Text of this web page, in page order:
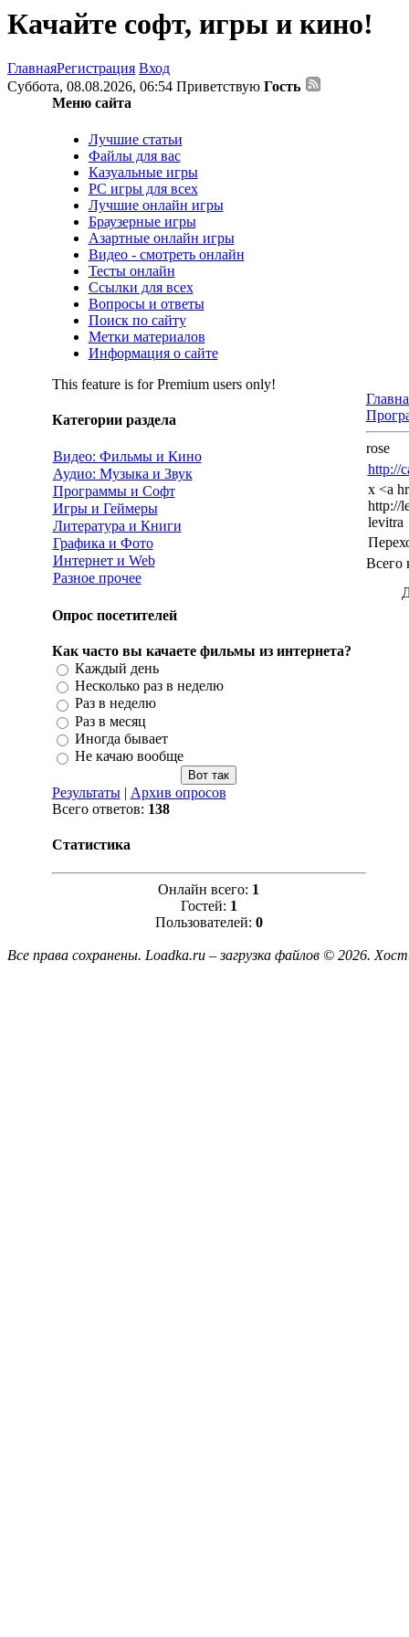
Качайте софт, игры и кино!
ГлавнаяРегистрация Вход
Суббота, 08.08.2026, 06:54 Приветствую Гость
Меню сайта
Лучшие статьи
Файлы для вас
Казуальные игры
PC игры для всех
Лучшие онлайн игры
Браузерные игры
Азартные онлайн игры
Видео - смотреть онлайн
Тесты онлайн
Ссылки для всех
Вопросы и ответы
Поиск по сайту
Метки материалов
Информация о сайте
This feature is for Premium users only!
Категории раздела
Видео: Фильмы и Кино
Аудио: Музыка и Звук
Программы и Софт
Игры и Геймеры
Литература и Книги
Графика и Фото
Интернет и Web
Разное прочее
Опрос посетителей
Как часто вы качаете фильмы из интернета?
Каждый день
Несколько раз в неделю
Раз в неделю
Раз в месяц
Иногда бывает
Не качаю вообще
Результаты| Архив опросов
Всего ответов: 138
Статистика
Онлайн всего: 1
Гостей: 1
Пользователей: 0
rose
http://
x <a
http://
levitra
Всего
Все права сохранены. Loadka.ru – загрузка файлов © 2026.